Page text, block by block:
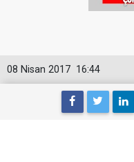
16:44
08 Nisan 2017